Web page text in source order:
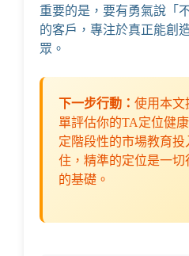
重要的是，要有勇氣說「
的客戶，專注於真正能創
眾。
下一步行動： 使用本文
單評估你的TA定位健
定階段性的市場教育投
住，精準的定位是一切
的基礎。